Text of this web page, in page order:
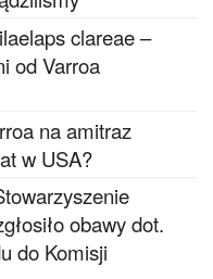
clareae –
od Varroa
na amitraz
w USA?
obawy dot.
do Komisji